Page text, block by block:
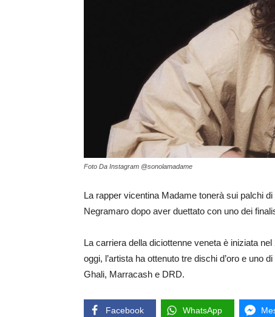
Foto Da Instagram @sonolamadame
La rapper vicentina Madame tonerà sui palchi
Negramaro dopo aver duettato con uno dei
La carriera della diciottenne veneta è iniziata
oggi, l’artista ha ottenuto tre dischi d’oro e uno
Ghali, Marracash e DRD.
Facebook WhatsApp